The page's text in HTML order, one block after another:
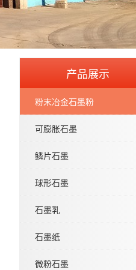
产品展示
粉末冶金石墨粉
可膨胀石墨
鳞片石墨
球形石墨
石墨乳
石墨纸
微粉石墨